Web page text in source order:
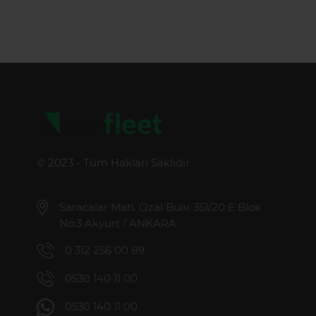
© 2023 - Tüm Hakları Saklıdır
Saracalar Mah. Özal Bulv. 351/20 E Blok
No:3 Akyurt / ANKARA
0 312 256 00 89
0530 140 11 00
0530 140 11 00